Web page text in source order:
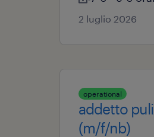
2 luglio 2026
operational
addetto
(m/f/nb)